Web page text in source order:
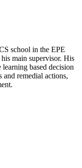
school in the EPE
his main supervisor. His
based decision
and remedial actions,